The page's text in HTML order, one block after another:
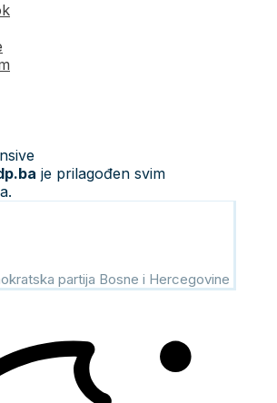
je prilagođen svim
partija Bosne i Hercegovine